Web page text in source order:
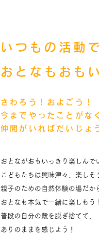
いつもの活動
おとなもおも
さわろう！およごう！
今までやったことがな
仲間がいればだいじょ
おとながおもいっきり楽しんで
こどもたちは興味津々、楽しそ
親子のための自然体験の場だか
おとなも本気で一緒に楽しもう！
​普段の自分の殻を脱ぎ捨てて、
ありのままを感じよう！